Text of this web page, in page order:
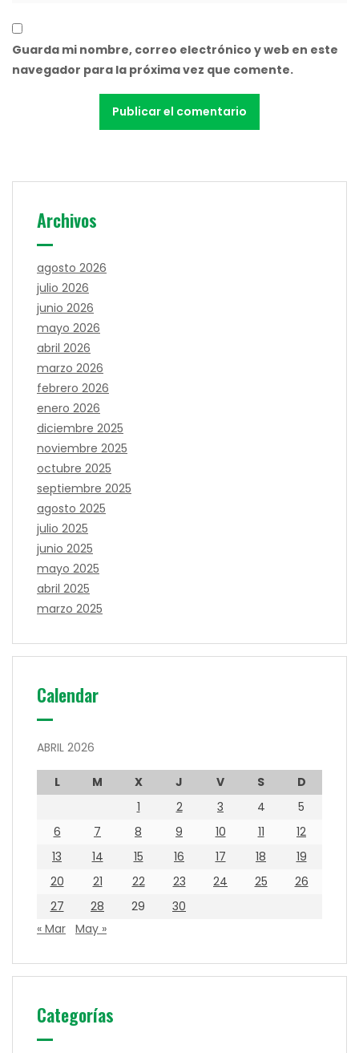
Guarda mi nombre, correo electrónico y web en este
navegador para la próxima vez que comente.
Archivos
agosto 2026
julio 2026
junio 2026
mayo 2026
abril 2026
marzo 2026
febrero 2026
enero 2026
diciembre 2025
noviembre 2025
octubre 2025
septiembre 2025
agosto 2025
julio 2025
junio 2025
mayo 2025
abril 2025
marzo 2025
Calendar
ABRIL 2026
L M X J V S
D
1
2 3 4
5
6
7 8 9 10 11
12
13
14 15 16 17 18
19
20
21 22 23 24 25
26
27
28 29
30
« Mar May »
Categorías